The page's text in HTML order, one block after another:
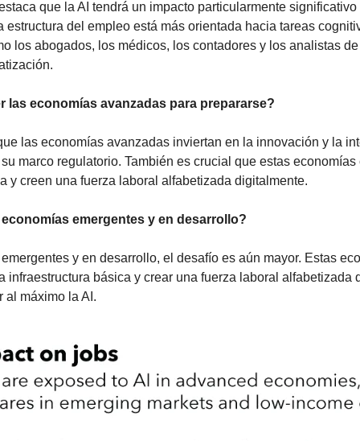
que la AI tendrá un impacto particularmente
estructura del empleo está más orientada hacia tareas
los abogados, los médicos, los contadores y los analistas
las economías avanzadas para prepararse?
las economías avanzadas inviertan en la innovación y la
marco regulatorio. También es crucial que estas
y creen una fuerza laboral alfabetizada digitalmente.
emergentes y en desarrollo?
y en desarrollo, el desafío es aún mayor. Estas
infraestructura básica y crear una fuerza laboral alfabetizada
al máximo la AI.